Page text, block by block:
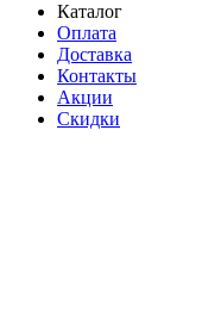
Каталог
Оплата
Доставка
Контакты
Акции
Скидки